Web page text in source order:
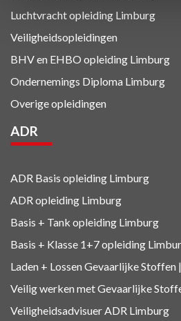
Luchtvrachtopleiding Limburg
Veiligheidsopleidingen
BHV en EHBO opleiding Limburg
Ondernemings Diploma Limburg
Overige opleidingen
ADR
ADR Basis opleiding Limburg
ADR opleiding Limburg
Basis + Tank opleiding Limburg
Basis + Klasse 1+7opleiding
Laden + Lossen Gevaarlijke Stoffen
Veilig werken met Gevaarlijke
Veiligheidsadvisuer ADR Limburg